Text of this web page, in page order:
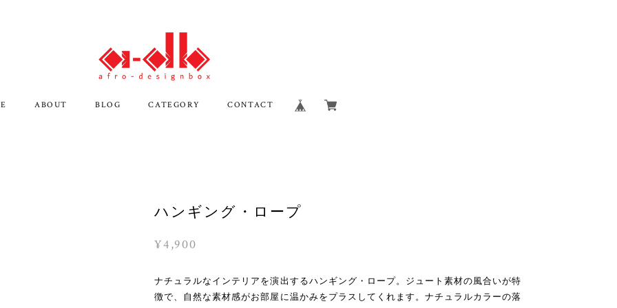
ABOUT BLOG CATEGORY CONTACT
ハンギング・ロープ
¥4,900
ナチュラルなインテリアを演出するハンギング・ロープ。ジュート素材の風合いが特
徴で、自然な素材感がお部屋に温かみをプラスしてくれます。ナチュラルカラーの落